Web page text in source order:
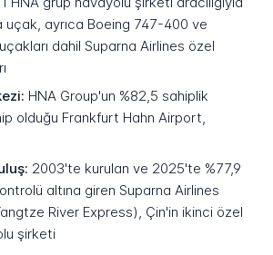
uçak, ayrıca Boeing 747-400 ve
dahil Suparna Airlines özel
HNA Group'un %82,5 sahiplik
olduğu Frankfurt Hahn Airport,
2003'te kurulan ve 2025'te %77,9
altına giren Suparna Airlines
River Express), Çin'in ikinci özel
şirketi